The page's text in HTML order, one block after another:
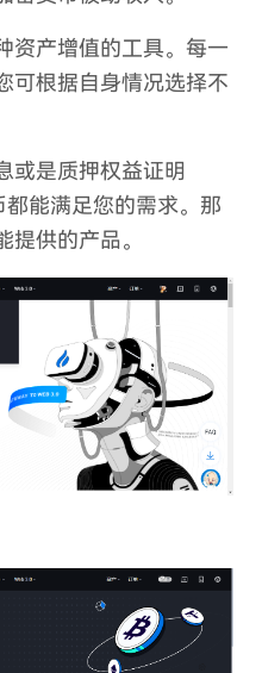
资产增值的工具。每一
可根据自身情况选择不
或是质押权益证明
能满足您的需求。那
供的产品。